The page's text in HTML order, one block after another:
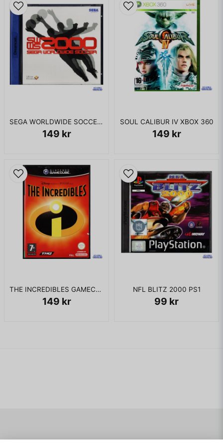
SEGA WORLDWIDE SOCCER 2000 DREAMCAST
149 kr
SOUL CALIBUR IV XBOX 360
149 kr
THE INCREDIBLES GAMECUBE
149 kr
NFL BLITZ 2000 PS1
99 kr